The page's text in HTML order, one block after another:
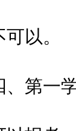
以。
一学